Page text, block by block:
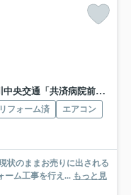
病院前総合公園西」 停歩1分
リフォーム済
エアコン
状のままお売りに出される
ーム工事を行え... もっと見